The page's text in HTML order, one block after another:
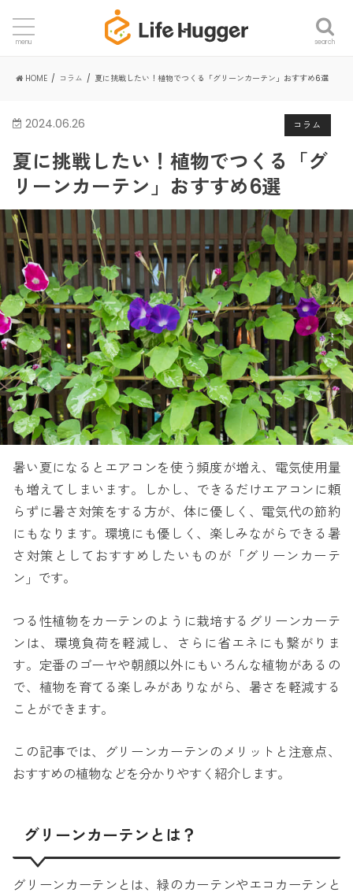
search
menu
HOME コラム 夏に挑戦したい！植物でつくる「グリーンカーテン」おすすめ6選
コラム
2024.06.26
夏に挑戦したい！植物でつくる「グ
リーンカーテン」おすすめ6選
暑い夏になるとエアコンを使う頻度が増え、電気使用量
も増えてしまいます。しかし、できるだけエアコンに頼
らずに暑さ対策をする方が、体に優しく、電気代の節約
にもなります。環境にも優しく、楽しみながらできる暑
さ対策としておすすめしたいものが「グリーンカーテ
ン」です。
つる性植物をカーテンのように栽培するグリーンカーテ
ンは、環境負荷を軽減し、さらに省エネにも繋がりま
す。定番のゴーヤや朝顔以外にもいろんな植物があるの
で、植物を育てる楽しみがありながら、暑さを軽減する
ことができます。
この記事では、グリーンカーテンのメリットと注意点、
おすすめの植物などを分かりやすく紹介します。
グリーンカーテンとは？
グリーンカーテンとは、緑のカーテンやエコカーテンと